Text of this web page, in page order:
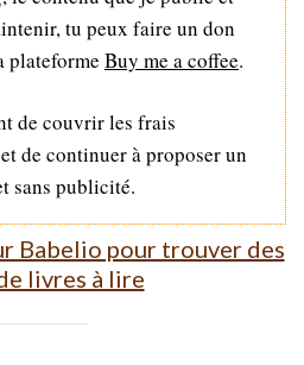
tu peux faire un don
plateforme Buy me a coffee.
de couvrir les frais
de continuer à proposer un
sans publicité.
Babelio pour trouver des
livres à lire